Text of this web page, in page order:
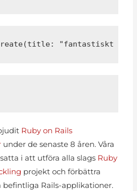
"fantastiskt
Ruby on Rails
under de senaste 8 åren. Våra
i att utföra alla slags Ruby
projekt och förbättra
Rails-applikationer.